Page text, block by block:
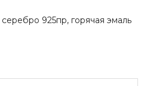
925пр, горячая эмаль